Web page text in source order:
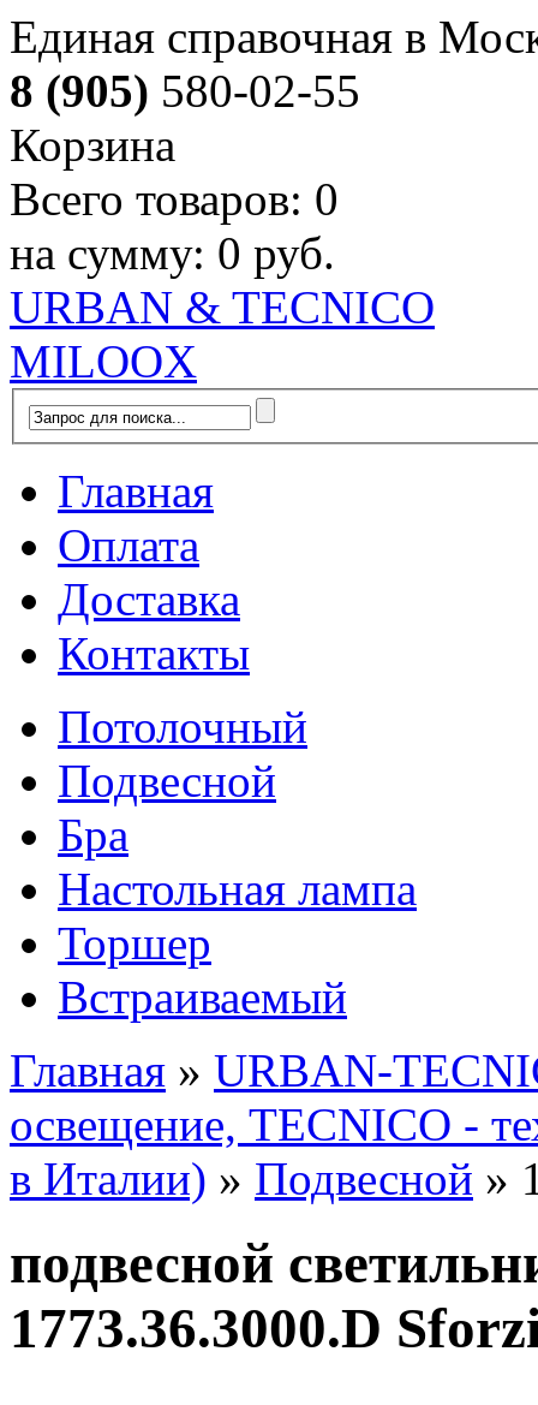
Единая справочная в
8 (905) 580-02-55
Корзина
Всего товаров: 0
на сумму: 0 руб.
URBAN & TECNICO
MILOOX
Главная
Оплата
Доставка
Контакты
Потолочный
Подвесной
Бра
Настольная лампа
Торшер
Встраиваемый
Главная » URBAN-
освещение, TECNICO -
в Италии) » Подвесной »
подвесной
1773.36.3000.D